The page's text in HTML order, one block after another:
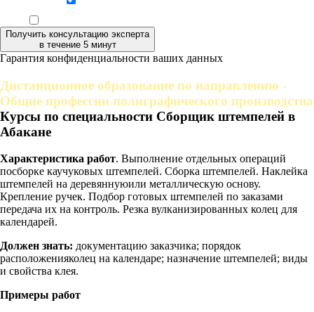
Получить консультацию эксперта
в течение 5 минут
Гарантия конфиденциальности ваших данных
Дистанционное образование по направлению -
Общие профессии полиграфического производства
Курсы по специальности Сборщик штемпелей в
Абакане
Характеристика работ. Выполнение отдельных операций
посборке каучуковых штемпелей. Сборка штемпелей. Наклейка
штемпелей на деревяннуюили металлическую основу.
Крепление ручек. Подбор готовых штемпелей по заказами
передача их на контроль. Резка вулканизированных колец для
календарей.
Должен знать: документацию заказчика; порядок
расположенияколец на календаре; назначение штемпелей; виды
и свойства клея.
Примеры работ